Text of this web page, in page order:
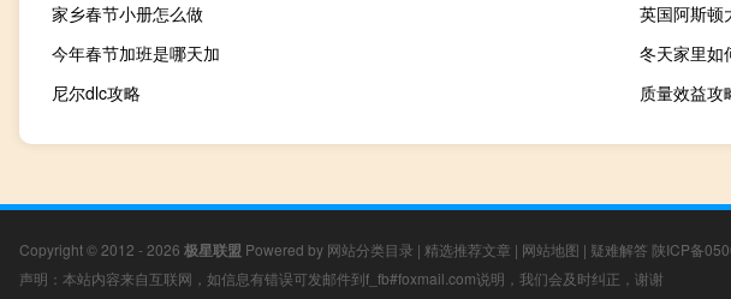
家乡春节小册怎么做
英国阿斯顿
今年春节加班是哪天加
冬天家里如
尼尔dlc攻略
质量效益攻
Copyright © 2012 - 2026 极星联盟 Powered by 网站分类目录 | 精选推荐文章 | 网站地图 | 疑难解答 陕ICP备
声明：本站内容来自互联网，如信息有错误可发邮件到f_fb#foxmail.com说明，我们会及时纠正，谢谢